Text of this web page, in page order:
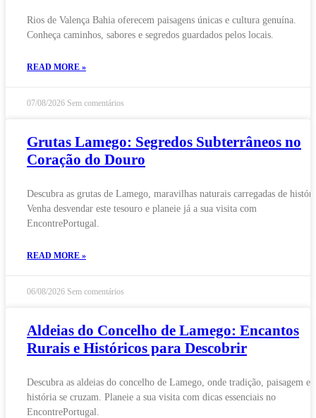
Rios de Valença Bahia oferecem paisagens únicas e cultura genuína.
Conheça caminhos, sabores e segredos guardados pelos locais.
READ MORE »
07/08/2026 Sem comentários
Grutas Lamego: Segredos Subterrâneos no
Coração do Douro
Descubra as grutas de Lamego, maravilhas naturais carregadas de
Venha desvendar este tesouro e planeie já a sua visita com
EncontrePortugal.
READ MORE »
06/08/2026 Sem comentários
Aldeias do Concelho de Lamego: Encantos
Rurais e Históricos para Descobrir
Descubra as aldeias do concelho de Lamego, onde tradição, paisagem e
história se cruzam. Planeie a sua visita com dicas essenciais no
EncontrePortugal.